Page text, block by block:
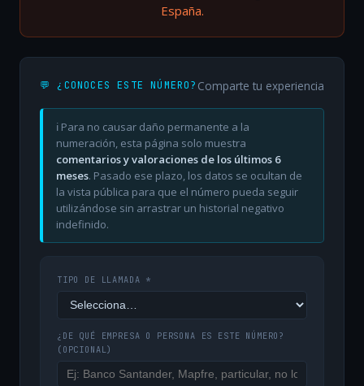
España.
💬 ¿CONOCES ESTE NÚMERO? Comparte tu experiencia
ℹ️ Para no causar daño permanente a la
numeración, esta página solo muestra
comentarios y valoraciones de los últimos 6
meses. Pasado ese plazo, los datos se ocultan de
la vista pública para que el número pueda seguir
utilizándose sin arrastrar un historial negativo
indefinido.
TIPO DE LLAMADA *
¿DE QUÉ EMPRESA O PERSONA ES ESTE NÚMERO?
(OPCIONAL)